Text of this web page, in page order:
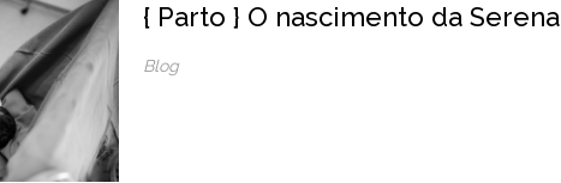
{ Parto } O nascimento da Serena
Blog